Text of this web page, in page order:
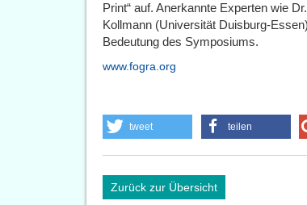
Print“ auf. Anerkannte Experten wie
Kollmann (Universität Duisburg-
Bedeutung des Symposiums.
www.fogra.org
tweet teilen
Zurück zur Übersicht